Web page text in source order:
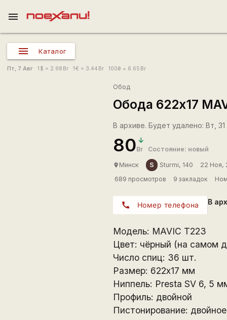
menu
Каталог
Пт, 7 Авг 1 $ = 2.98 Br 1€ = 3.44 Br 100₴ = 6.65 Br
Обод
Обода 622x17
В архиве. Будет удалено: Вт,
80Br Состояние: новый
place Минск S Sturmi, 140
22 Ноя,
689 просмотров
9 закладок
call Номер телефона В
Модель: MAVIC T223
Цвет: чёрный (на самом
Число спиц: 36 шт.
Размер: 622x17 мм
Ниппель: Presta SV 6, 5
Профиль: двойной
Пистонирование: двойное